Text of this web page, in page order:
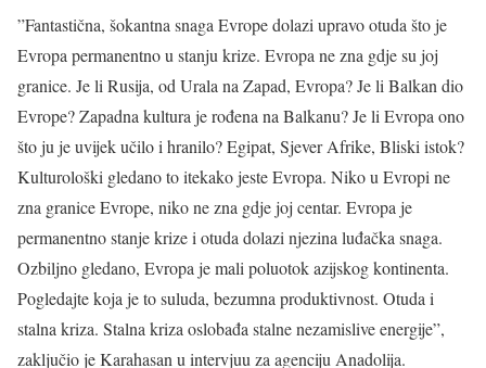
”Fantastična, šokantna snaga Evrope dolazi upravo otuda što je
Evropa permanentno u stanju krize. Evropa ne zna gdje su joj
granice. Je li Rusija, od Urala na Zapad, Evropa? Je li Balkan dio
Evrope? Zapadna kultura je rođena na Balkanu? Je li Evropa ono
što ju je uvijek učilo i hranilo? Egipat, Sjever Afrike, Bliski istok?
Kulturološki gledano to itekako jeste Evropa. Niko u Evropi ne
zna granice Evrope, niko ne zna gdje joj centar. Evropa je
permanentno stanje krize i otuda dolazi njezina luđačka snaga.
Ozbiljno gledano, Evropa je mali poluotok azijskog kontinenta.
Pogledajte koja je to suluda, bezumna produktivnost. Otuda i
stalna kriza. Stalna kriza oslobađa stalne nezamislive energije”,
zaključio je Karahasan u intervjuu za agenciju Anadolija.